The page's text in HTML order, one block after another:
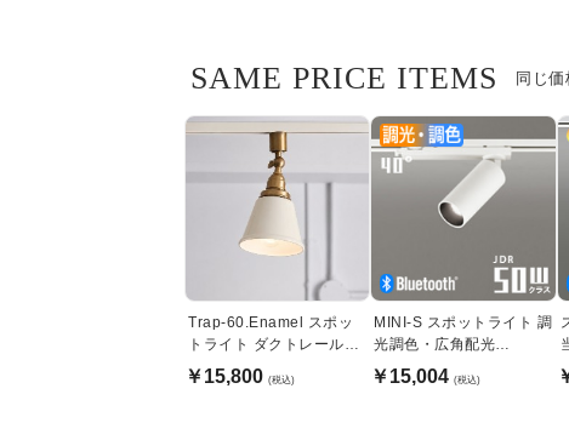
同じ
SAME PRICE ITEMS
Trap-60.Enamel スポッ
トライト ダクトレール用
｜ホーロー・バター
￥15,800 (税込)
MINI-S スポットライト 調
光調色・広角配光
JDR50W相当 |
Bluetooth・オフホワイト
￥15,004 (税込)